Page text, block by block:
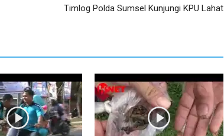
Timlog Polda Sumsel Kunjungi KPU Lahat